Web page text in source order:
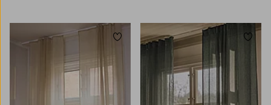
Zu Favoriten hinzufügen Zu